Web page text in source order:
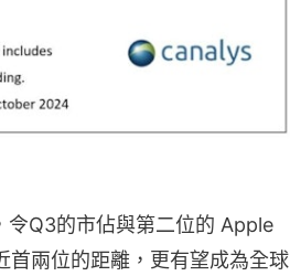
Q3的市佔與第二位的 Apple
兩位的距離，更有望成為全球